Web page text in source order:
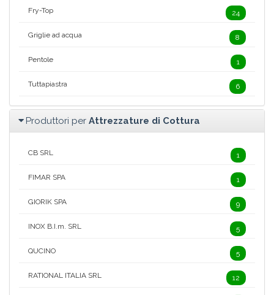
Fry-Top 24
Griglie ad acqua 8
Pentole 1
Tuttapiastra 6
Produttori per Attrezzature di Cottura
CB SRL 1
FIMAR SPA 1
GIORIK SPA 9
INOX B.I.m. SRL 5
QUCINO 5
RATIONAL ITALIA SRL 12